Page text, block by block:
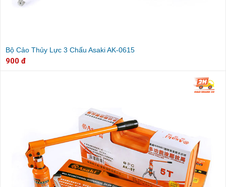
Bộ Cảo Thủy Lực 3 Chấu Asaki AK-0615
900 đ